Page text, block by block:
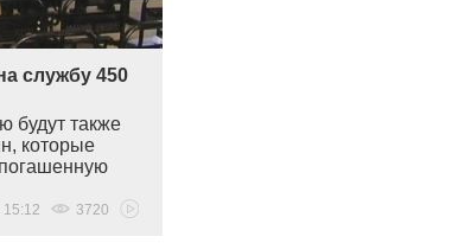
службу 450
будут также
которые
15:12 3720